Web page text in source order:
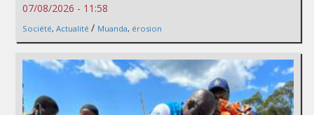
07/08/2026 - 11:58
Société, Actualité / Muanda, érosion